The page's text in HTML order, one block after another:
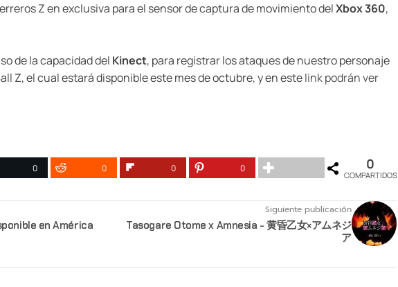
Z en exclusiva para el sensor de captura de movimiento delXbox 360,
de la capacidad del Kinect, para registrar los ataques de nuestro personaje
Z, el cual estará disponible este mes de octubre, y en estelink podrán ver
0 0 0 0 0
COMPARTIDOS
en América
Siguiente publicación
Tasogare Otome x Amnesia - 黄昏乙女×アムネジ
ア